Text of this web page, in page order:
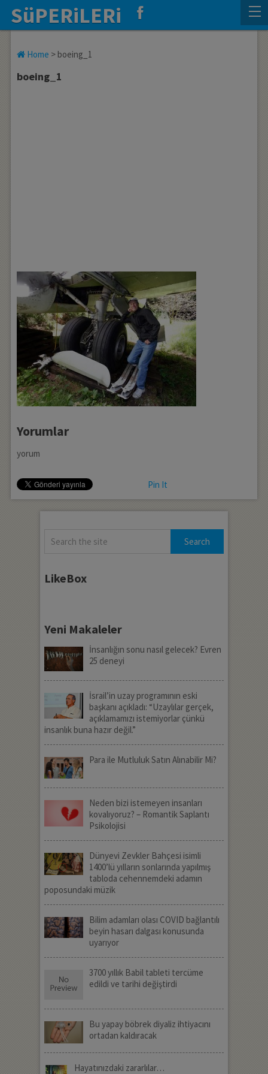
SüPERiLERi
Home > boeing_1
boeing_1
Yorumlar
yorum
Pin It
LikeBox
Yeni Makaleler
İnsanlığın sonu nasıl gelecek? Evren
25 deneyi
İsrail’in uzay programının eski
başkanı açıkladı: “Uzaylılar gerçek,
açıklamamızı istemiyorlar çünkü
insanlık buna hazır değil.”
Para ile Mutluluk Satın Alınabilir Mi?
Neden bizi istemeyen insanları
kovalıyoruz? – Romantik Saplantı
Psikolojisi
Dünyevi Zevkler Bahçesi isimli
1400’lü yılların sonlarında yapılmış
tabloda cehennemdeki adamın
poposundaki müzik
Bilim adamları olası COVID bağlantılı
beyin hasarı dalgası konusunda
uyarıyor
3700 yıllık Babil tableti tercüme
edildi ve tarihi değiştirdi
Bu yapay böbrek diyaliz ihtiyacını
ortadan kaldıracak
Hayatınızdaki zararlılar…